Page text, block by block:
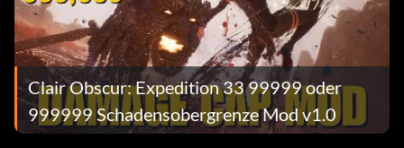
Clair Obscur: Expedition 33 99999 oder
999999 Schadensobergrenze Mod v1.0